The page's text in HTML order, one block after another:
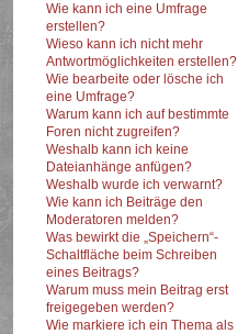
Wie kann ich eine Umfrage
erstellen?
Wieso kann ich nicht mehr
Antwortmöglichkeiten erstellen?
Wie bearbeite oder lösche ich
eine Umfrage?
Warum kann ich auf bestimmte
Foren nicht zugreifen?
Weshalb kann ich keine
Dateianhänge anfügen?
Weshalb wurde ich verwarnt?
Wie kann ich Beiträge den
Moderatoren melden?
Was bewirkt die „Speichern“-
Schaltfläche beim Schreiben
eines Beitrags?
Warum muss mein Beitrag erst
freigegeben werden?
Wie markiere ich ein Thema als